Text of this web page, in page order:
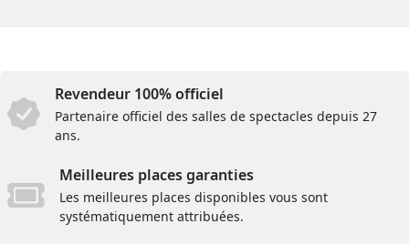
Revendeur 100% officiel
Partenaire officiel des salles de spectacles depuis 27
ans.
Meilleures places garanties
Les meilleures places disponibles vous sont
systématiquement attribuées.